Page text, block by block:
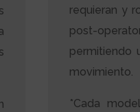
requieran y
post-
permitiendo
movimiento.
*Cada